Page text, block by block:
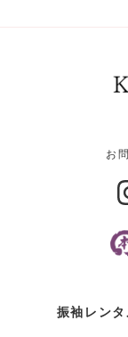
お
振袖レン